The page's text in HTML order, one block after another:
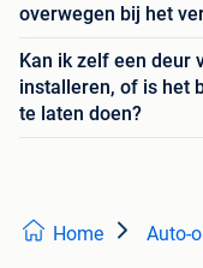
overwegen bij het
Kan ik zelf een deur
installeren, of is het
te laten doen?
Home Auto-